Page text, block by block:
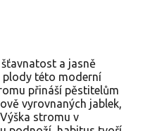
a jasně
plody této moderní
přináší pěstitelům
vyrovnaných jablek,
stromu v